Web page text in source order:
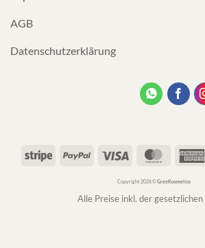
AGB
Datenschutzerklärung
Stripe PayPal Visa
Copyright 2026 ©GreeKosmetics
Alle Preise inkl. der